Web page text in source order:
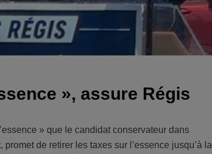
», assure Régis
» que le candidat conservateur dans
de retirer les taxes sur l’essence jusqu’à la